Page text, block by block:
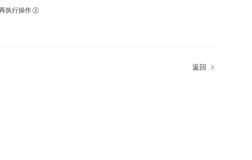
执行操作③
返回